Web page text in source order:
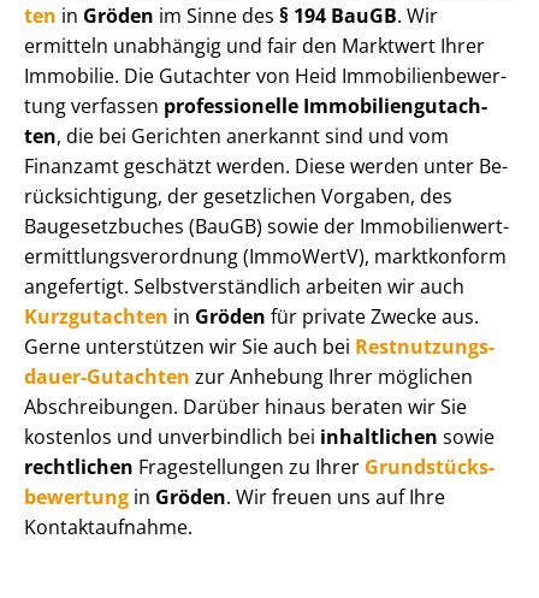
ten in Gröden im Sinne des § 194 BauGB. Wir
ermitteln unabhängig und fair den Marktwert Ihrer
Immobilie. Die Gutachter von Heid Im­mo­bi­li­en­be­wer­
tung verfassen professionelle Im­mo­bi­li­en­gut­ach­
ten, die bei Gerichten anerkannt sind und vom
Finanzamt geschätzt werden. Diese werden unter Be­
rück­sich­ti­gung, der gesetzlichen Vorgaben, des
Baugesetzbuches (BauGB) sowie der Im­mo­bi­li­en­wert­
ermitt­lungs­ver­ord­nung (ImmoWertV), marktkonform
angefertigt. Selbst­ver­ständ­lich arbeiten wir auch
Kurzgutachten in Gröden für private Zwecke aus.
Gerne unterstützen wir Sie auch bei Rest­nut­zungs­
dau­er-Gutachten zur Anhebung Ihrer möglichen
Abschreibungen. Darüber hinaus beraten wir Sie
kostenlos und unverbindlich bei inhaltlichen sowie
rechtlichen Fragestellungen zu Ihrer Grund­stücks­
be­wer­tung in Gröden. Wir freuen uns auf Ihre
Kontaktaufnahme.